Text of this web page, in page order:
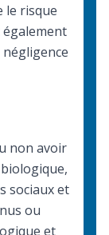
le risque
également
non avoir
sociaux et
ou
et